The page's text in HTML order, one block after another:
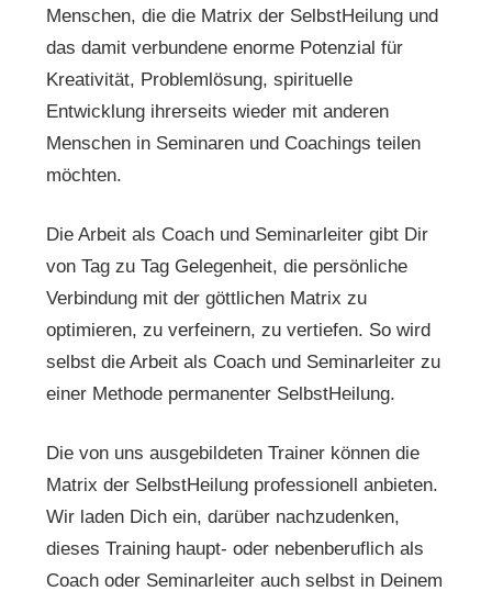
Menschen, die die Matrix der SelbstHeilung und
das damit verbundene enorme Potenzial für
Kreativität, Problemlösung, spirituelle
Entwicklung ihrerseits wieder mit anderen
Menschen in Seminaren und Coachings teilen
möchten.
Die Arbeit als Coach und Seminarleiter gibt Dir
von Tag zu Tag Gelegenheit, die persönliche
Verbindung mit der göttlichen Matrix zu
optimieren, zu verfeinern, zu vertiefen. So wird
selbst die Arbeit als Coach und Seminarleiter zu
einer Methode permanenter SelbstHeilung.
Die von uns ausgebildeten Trainer können die
Matrix der SelbstHeilung professionell anbieten.
Wir laden Dich ein, darüber nachzudenken,
dieses Training haupt- oder nebenberuflich als
Coach oder Seminarleiter auch selbst in Deinem